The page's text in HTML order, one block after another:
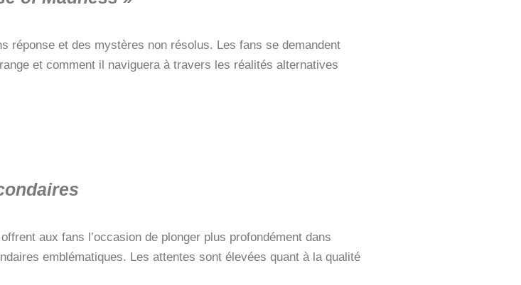
réponse et des mystères non résolus. Les fans se demandent
et comment il naviguera à travers les réalités alternatives
aux fans l’occasion de plonger plus profondément dans
emblématiques. Les attentes sont élevées quant à la qualité